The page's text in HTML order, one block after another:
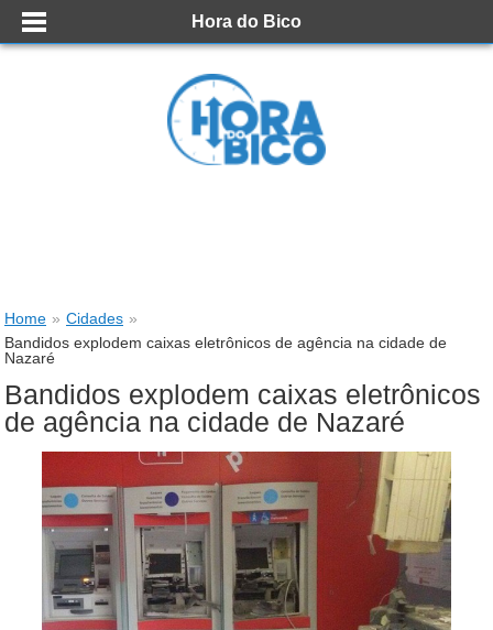
Hora do Bico
Home » Cidades »
Bandidos explodem caixas eletrônicos de agência na cidade de
Nazaré
Bandidos explodem caixas eletrônicos
de agência na cidade de Nazaré